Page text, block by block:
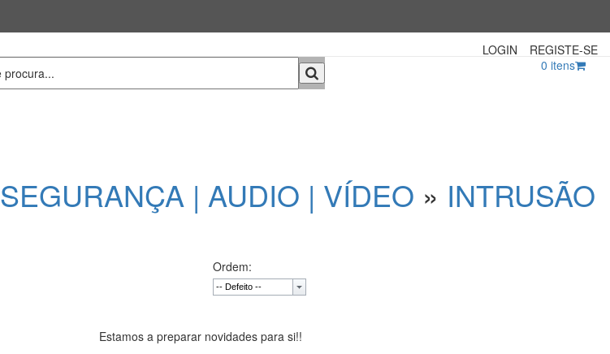
LOGIN
REGISTE-SE
0 itens
SEGURANÇA | AUDIO | VÍDEO » INTRUSÃO
Ordem:
Estamos a preparar novidades para si!!